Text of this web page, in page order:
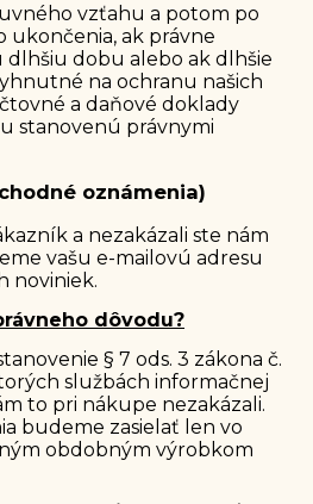
vzťahu a potom po
ukončenia, ak právne
dlhšiu dobu alebo ak dlhšie
na ochranu našich
a daňové doklady
stanovenú právnymi
oznámenia)
a nezakázali ste nám
vašu e-mailovú adresu
noviniek.
dôvodu?
§ 7 ods. 3 zákona č.
službách informačnej
to pri nákupe nezakázali.
budeme zasielať len vo
obdobným výrobkom